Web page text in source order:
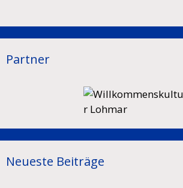
Partner
Neueste Beiträge